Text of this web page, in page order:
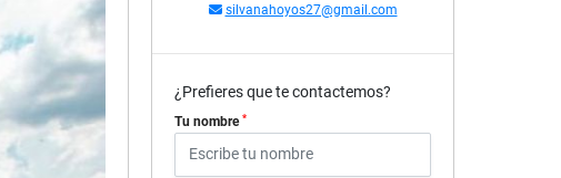
silvanahoyos27@gmail.com
¿Prefieres que te contactemos?
Tu nombre *